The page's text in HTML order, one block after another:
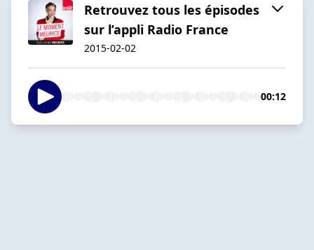
Retrouvez tous les épisodes
sur l’appli Radio France
2015-02-02
00:12